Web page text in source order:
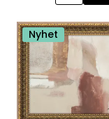
Nyhet